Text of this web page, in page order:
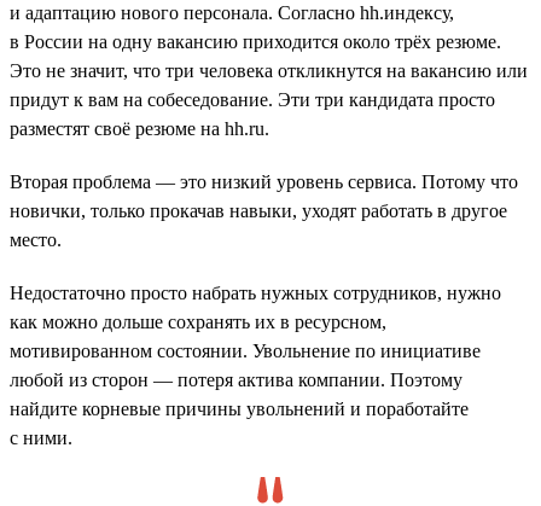
и адаптацию нового персонала. Согласно hh.индексу,
в России на одну вакансию приходится около трёх резюме.
Это не значит, что три человека откликнутся на вакансию или
придут к вам на собеседование. Эти три кандидата просто
разместят своё резюме на hh.ru.
Вторая проблема — это низкий уровень сервиса. Потому что
новички, только прокачав навыки, уходят работать в другое
место.
Недостаточно просто набрать нужных сотрудников, нужно
как можно дольше сохранять их в ресурсном,
мотивированном состоянии. Увольнение по инициативе
любой из сторон — потеря актива компании. Поэтому
найдите корневые причины увольнений и поработайте
с ними.